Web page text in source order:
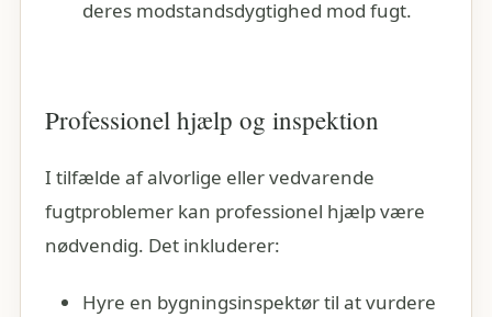
deres modstandsdygtighed mod fugt.
Professionel hjælp og inspektion
I tilfælde af alvorlige eller vedvarende
fugtproblemer kan professionel hjælp være
nødvendig. Det inkluderer:
Hyre en bygningsinspektør til at vurdere